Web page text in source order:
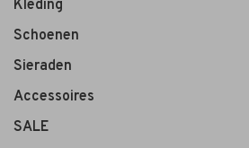
Kleding
Schoenen
Sieraden
Accessoires
SALE